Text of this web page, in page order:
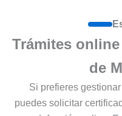
Trámites
de
Si prefieres
puedes solicitar